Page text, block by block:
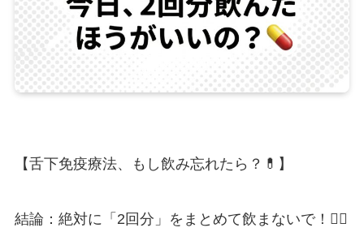
【舌下免疫療法、もし飲み忘れたら？💊】
結論：絶対に「2回分」をまとめて飲まないで！🙅‍♀️